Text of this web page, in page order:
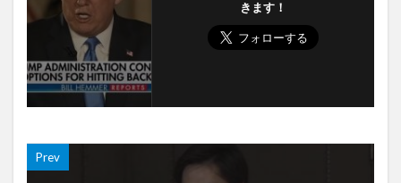
きます！
Prev